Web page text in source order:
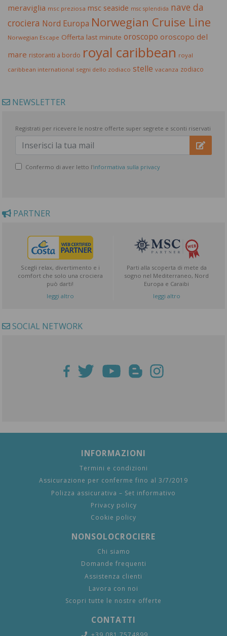
meraviglia msc preziosa msc seaside msc splendida nave da
crociera Nord Europa Norwegian Cruise Line
Norwegian Escape Offerta last minute oroscopo oroscopo del
mare ristoranti a bordo royal caribbean royal
caribbean international segni dello zodiaco stelle vacanza zodiaco
NEWSLETTER
Registrati per ricevere le nostre offerte super segrete e sconti riservati
Confermo di aver letto l'informativa sulla privacy
PARTNER
Scegli relax, divertimento e i
comfort che solo una crociera
può darti!
leggi altro
Parti alla scoperta di mete da
sogno nel Mediterraneo, Nord
Europa e Caraibi
leggi altro
SOCIAL NETWORK
INFORMAZIONI
Termini e condizioni
Assicurazione per conferme fino al 3/7/2019
Polizza assicurativa – Set informativo
Privacy policy
Cookie policy
NONSOLOCROCIERE
Chi siamo
Domande frequenti
Assistenza clienti
Lavora con noi
Scopri tutte le nostre offerte
CONTATTI